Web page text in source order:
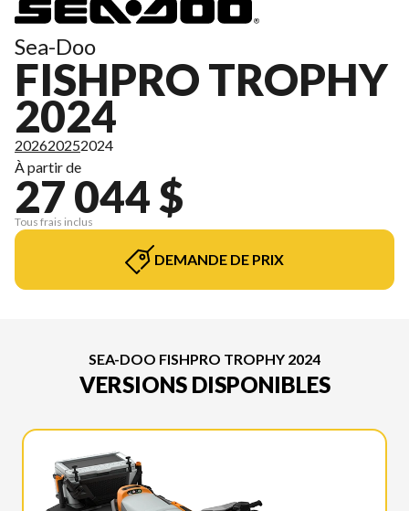
Sea-Doo
FISHPRO TROPHY
2024
202620252024
À partir de
27 044 $
Tous frais inclus
DEMANDE DE PRIX
SEA-DOO FISHPRO TROPHY 2024
VERSIONS DISPONIBLES